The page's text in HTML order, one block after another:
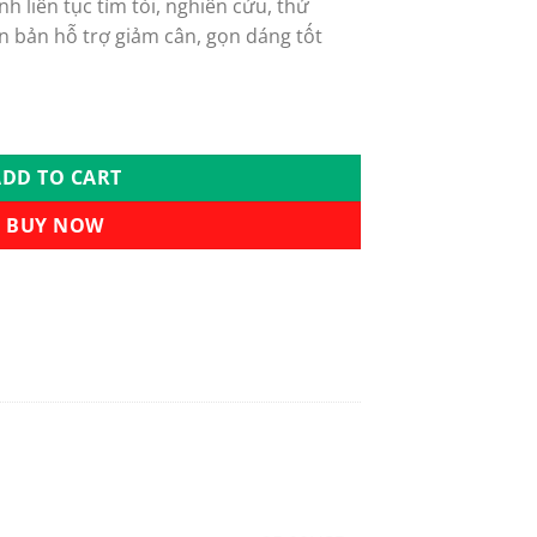
liên tục tìm tòi, nghiên cứu, thử
bản hỗ trợ giảm cân, gọn dáng tốt
DETOX X1000 quantity
TO CART
BUY NOW